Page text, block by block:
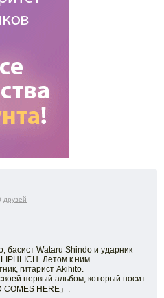
друзей
басист Wataru Shindo и ударник
Летом к ним
гитарист Akihito.
первый альбом, который носит
HERE」.